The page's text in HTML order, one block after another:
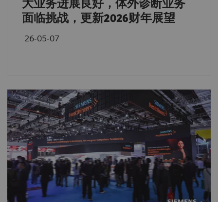
大业务进展良好，体外诊断业务
面临挑战，更新2026财年展望
26-05-07